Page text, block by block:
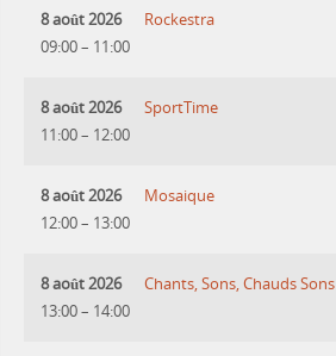
8 août 2026
09:00– 11:00
Rockestra
8 août 2026
11:00– 12:00
SportTime
8 août 2026
12:00– 13:00
Mosaique
8 août 2026
13:00– 14:00
Chants, Sons, Chauds Sons